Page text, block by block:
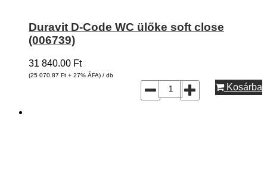
Duravit D-Code WC ülőke soft close
(006739)
31 840.00 Ft
(25 070.87 Ft + 27% ÁFA) / db
Kosárba